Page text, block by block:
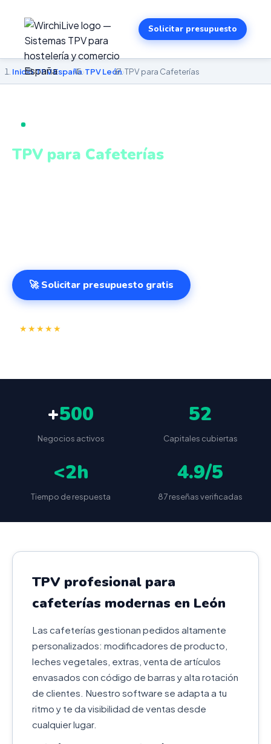
Solicitar presupuesto
Inicio›TPV España›TPV León›TPV para Cafeterías
TPV PARA CAFETERÍAS EN LEÓN
TPV para Cafeterías
🚀 Solicitar presupuesto gratis
★★★★★
+500
Negocios activos
52
Capitales cubiertas
<2h
Tiempo de respuesta
4.9/5
87 reseñas verificadas
TPV profesional para
cafeterías modernas en León
Las cafeterías gestionan pedidos altamente
personalizados: modificadores de producto,
leches vegetales, extras, venta de artículos
envasados con código de barras y alta rotación
de clientes. Nuestro software se adapta a tu
ritmo y te da visibilidad de ventas desde
cualquier lugar.